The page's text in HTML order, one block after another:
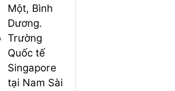
Một, Bình
Dương.
Trường
Quốc tế
Singapore
tại Nam Sài